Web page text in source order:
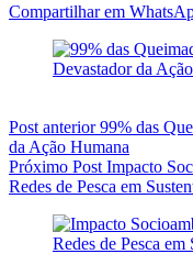
Compartilhar em
Post anterior99% das
da Ação Humana
Próximo Post Impacto
Redes de Pesca em